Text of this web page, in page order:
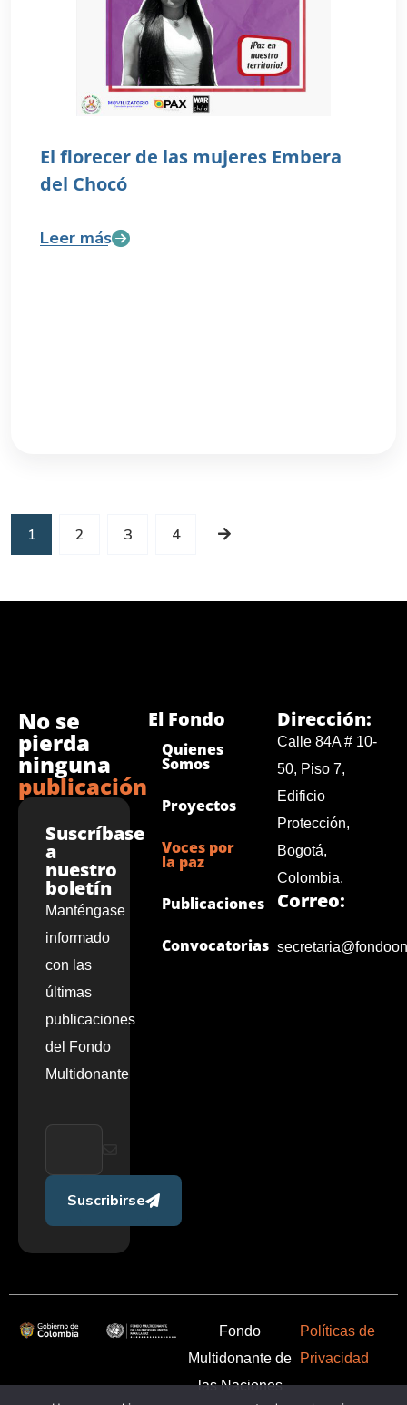
El florecer de las mujeres Embera
del Chocó
Leer más
1 2 3 4
No se
pierda
ninguna
publicación
Suscríbase
a
nuestro
boletín
Manténgase
informado
con las
últimas
publicaciones
del Fondo
Multidonante
Suscribirse
El Fondo
Quienes
Somos
Proyectos
Voces por
la paz
Publicaciones
Convocatorias
Dirección:
Calle 84A # 10-
50, Piso 7,
Edificio
Protección,
Bogotá,
Colombia.
Correo:
Fondo
Multidonante de
las Naciones
Políticas de
Privacidad